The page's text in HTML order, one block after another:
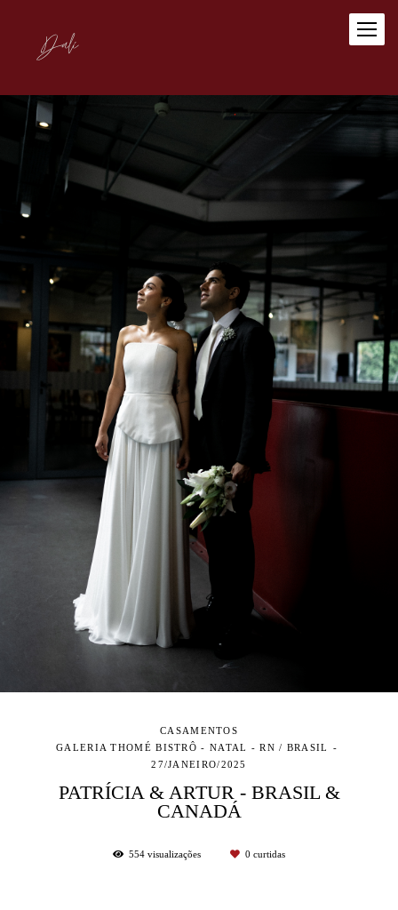
CASAMENTOS
GALERIA THOMÉ BISTRÔ - NATAL - RN / BRASIL
27/JANEIRO/2025
PATRÍCIA & ARTUR - BRASIL &
CANADÁ
554 visualizações 0 curtidas